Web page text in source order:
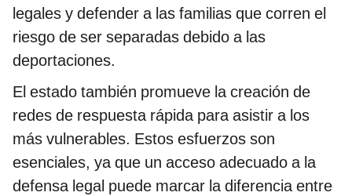
legales y defender a las familias que corren el
riesgo de ser separadas debido a las
deportaciones.
El estado también promueve la creación de
redes de respuesta rápida para asistir a los
más vulnerables. Estos esfuerzos son
esenciales, ya que un acceso adecuado a la
defensa legal puede marcar la diferencia entre